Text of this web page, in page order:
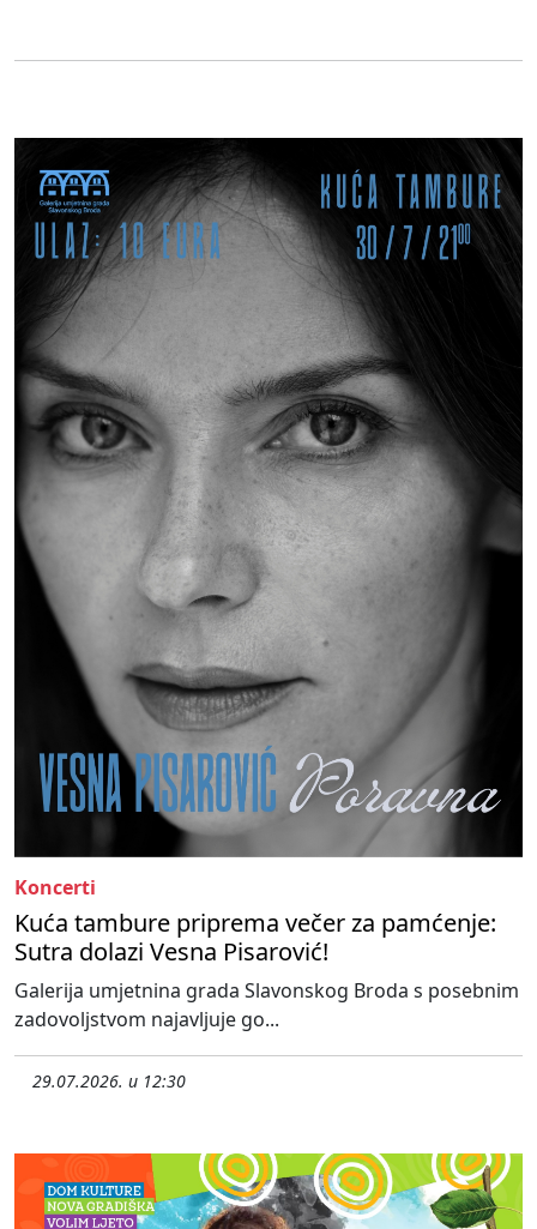
Koncerti
Kuća tambure priprema večer za pamćenje:
Sutra dolazi Vesna Pisarović!
Galerija umjetnina grada Slavonskog Broda s posebnim
zadovoljstvom najavljuje go...
29.07.2026. u 12:30